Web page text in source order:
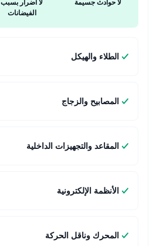
الفيضانات
الطلاء والهيكل
المصابيح والزجاج
المقاعد والتجهيزات الداخلية
الأنظمة الإلكترونية
المحرك وناقل الحركة